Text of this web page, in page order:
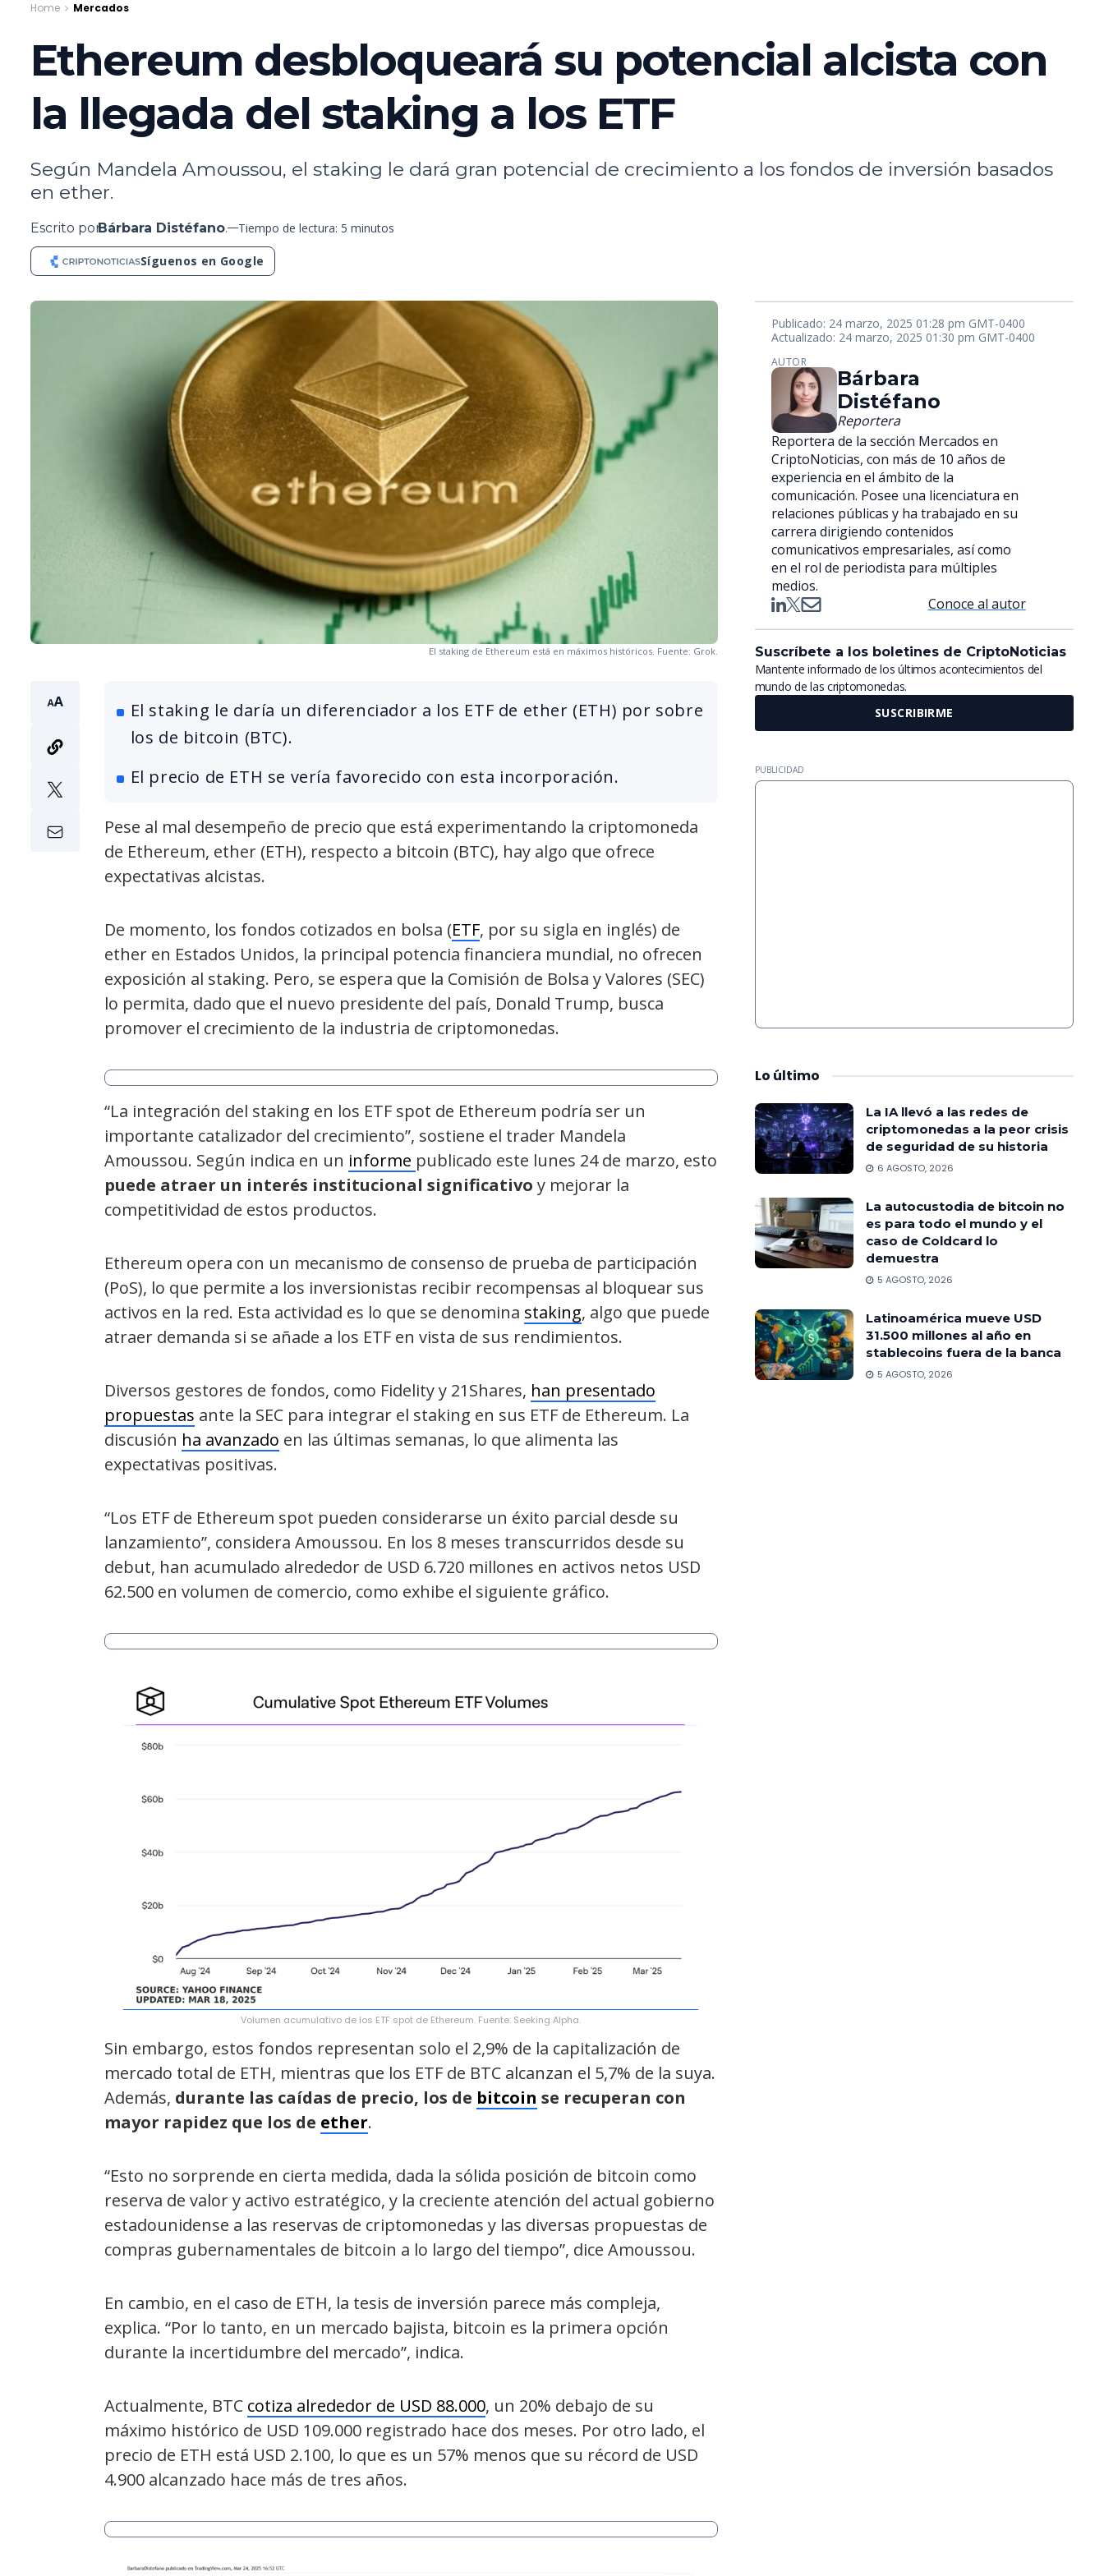
Home Mercados
Ethereum desbloqueará su potencial alcista con
la llegada del staking a los ETF
Según Mandela Amoussou, el staking le dará gran potencial de crecimiento a los fondos de inversión basados
en ether.
Escrito porBárbara Distéfano. Tiempo de lectura: 5 minutos
Síguenos en Google
El staking de Ethereum está en máximos históricos. Fuente: Grok.
El staking le daría un diferenciador a los ETF de ether (ETH) por sobre
los de bitcoin (BTC).
El precio de ETH se vería favorecido con esta incorporación.
Pese al mal desempeño de precio que está experimentando la criptomoneda
de Ethereum, ether (ETH), respecto a bitcoin (BTC), hay algo que ofrece
expectativas alcistas.
De momento, los fondos cotizados en bolsa (ETF, por su sigla en inglés) de
ether en Estados Unidos, la principal potencia financiera mundial, no ofrecen
exposición al staking. Pero, se espera que la Comisión de Bolsa y Valores (SEC)
lo permita, dado que el nuevo presidente del país, Donald Trump, busca
promover el crecimiento de la industria de criptomonedas.
“La integración del staking en los ETF spot de Ethereum podría ser un
importante catalizador del crecimiento”, sostiene el trader Mandela
Amoussou. Según indica en un informe publicado este lunes 24 de marzo, esto
puede atraer un interés institucional significativo y mejorar la
competitividad de estos productos.
Ethereum opera con un mecanismo de consenso de prueba de participación
(PoS), lo que permite a los inversionistas recibir recompensas al bloquear sus
activos en la red. Esta actividad es lo que se denomina staking, algo que puede
atraer demanda si se añade a los ETF en vista de sus rendimientos.
Diversos gestores de fondos, como Fidelity y 21Shares, han presentado
propuestas ante la SEC para integrar el staking en sus ETF de Ethereum. La
discusión ha avanzado en las últimas semanas, lo que alimenta las
expectativas positivas.
“Los ETF de Ethereum spot pueden considerarse un éxito parcial desde su
lanzamiento”, considera Amoussou. En los 8 meses transcurridos desde su
debut, han acumulado alrededor de USD 6.720 millones en activos netos USD
62.500 en volumen de comercio, como exhibe el siguiente gráfico.
Volumen acumulativo de los ETF spot de Ethereum. Fuente: Seeking Alpha.
Sin embargo, estos fondos representan solo el 2,9% de la capitalización de
mercado total de ETH, mientras que los ETF de BTC alcanzan el 5,7% de la suya.
Además, durante las caídas de precio, los de bitcoin se recuperan con
mayor rapidez que los de ether.
“Esto no sorprende en cierta medida, dada la sólida posición de bitcoin como
reserva de valor y activo estratégico, y la creciente atención del actual gobierno
estadounidense a las reservas de criptomonedas y las diversas propuestas de
compras gubernamentales de bitcoin a lo largo del tiempo”, dice Amoussou.
En cambio, en el caso de ETH, la tesis de inversión parece más compleja,
explica. “Por lo tanto, en un mercado bajista, bitcoin es la primera opción
durante la incertidumbre del mercado”, indica.
Actualmente, BTC cotiza alrededor de USD 88.000, un 20% debajo de su
máximo histórico de USD 109.000 registrado hace dos meses. Por otro lado, el
precio de ETH está USD 2.100, lo que es un 57% menos que su récord de USD
4.900 alcanzado hace más de tres años.
Publicado: 24 marzo, 2025 01:28 pm GMT-0400
Actualizado: 24 marzo, 2025 01:30 pm GMT-0400
AUTOR
Bárbara
Distéfano
Reportera
Reportera de la sección Mercados en
CriptoNoticias, con más de 10 años de
experiencia en el ámbito de la
comunicación. Posee una licenciatura en
relaciones públicas y ha trabajado en su
carrera dirigiendo contenidos
comunicativos empresariales, así como
en el rol de periodista para múltiples
medios.
Conoce al autor
Suscríbete a los boletines de CriptoNoticias
Mantente informado de los últimos acontecimientos del
mundo de las criptomonedas.
SUSCRIBIRME
PUBLICIDAD
Lo último
La IA llevó a las redes de
criptomonedas a la peor crisis
de seguridad de su historia
6 AGOSTO, 2026
La autocustodia de bitcoin no
es para todo el mundo y el
caso de Coldcard lo
demuestra
5 AGOSTO, 2026
Latinoamérica mueve USD
31.500 millones al año en
stablecoins fuera de la banca
5 AGOSTO, 2026